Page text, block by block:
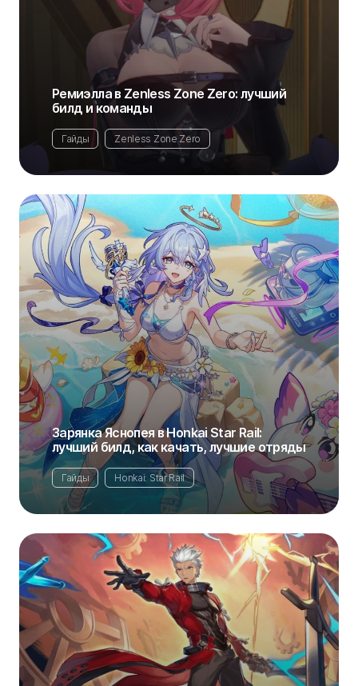
Ремиэлла в Zenless Zone Zero: лучший
билд и команды
Гайды Zenless Zone Zero
Зарянка Яснопея в Honkai Star Rail:
лучший билд, как качать, лучшие отряды
Гайды Honkai: Star Rail